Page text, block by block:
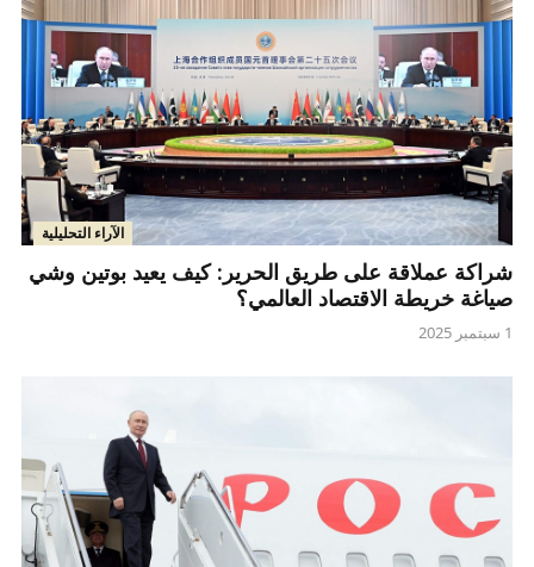
الآراء التحليلية
شراكة عملاقة على طريق الحرير: كيف يعيد بوتين وشي
صياغة خريطة الاقتصاد العالمي؟
1 سبتمبر 2025